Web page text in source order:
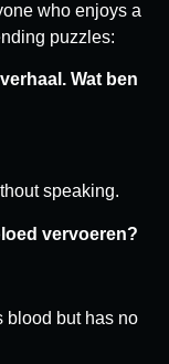
who enjoys a
puzzles:
Wat ben
speaking.
vervoeren?
blood but has no